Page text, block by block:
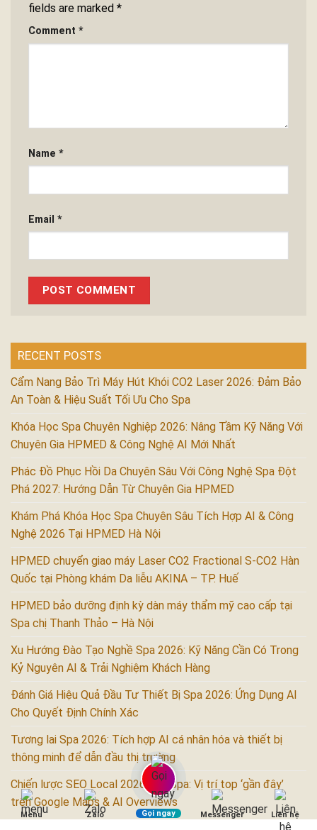
fields are marked *
Comment *
Name *
Email *
RECENT POSTS
Cẩm Nang Bảo Trì Máy Hút Khói CO2 Laser 2026: Đảm Bảo
An Toàn & Hiệu Suất Tối Ưu Cho Spa
Khóa Học Spa Chuyên Nghiệp 2026: Nâng Tầm Kỹ Năng Với
Chuyên Gia HPMED & Công Nghệ AI Mới Nhất
Phác Đồ Phục Hồi Da Chuyên Sâu Với Công Nghệ Spa Đột
Phá 2027: Hướng Dẫn Từ Chuyên Gia HPMED
Khám Phá Khóa Học Spa Chuyên Sâu Tích Hợp AI & Công
Nghệ 2026 Tại HPMED Hà Nội
HPMED chuyển giao máy Laser CO2 Fractional S-CO2 Hàn
Quốc tại Phòng khám Da liễu AKINA – TP. Huế
HPMED bảo dưỡng định kỳ dàn máy thẩm mỹ cao cấp tại
Spa chị Thanh Thảo – Hà Nội
Xu Hướng Đào Tạo Nghề Spa 2026: Kỹ Năng Cần Có Trong
Kỷ Nguyên AI & Trải Nghiệm Khách Hàng
Đánh Giá Hiệu Quả Đầu Tư Thiết Bị Spa 2026: Ứng Dụng AI
Cho Quyết Định Chính Xác
Tương lai Spa 2026: Tích hợp AI cá nhân hóa và thiết bị
thông minh để dẫn đầu thị trường
Chiến lược SEO Local 2026 cho Spa: Vị trí top ‘gần đây’
trên Google Maps & AI Overviews
Menu Zalo Gọi ngay Messenger Liên hệ